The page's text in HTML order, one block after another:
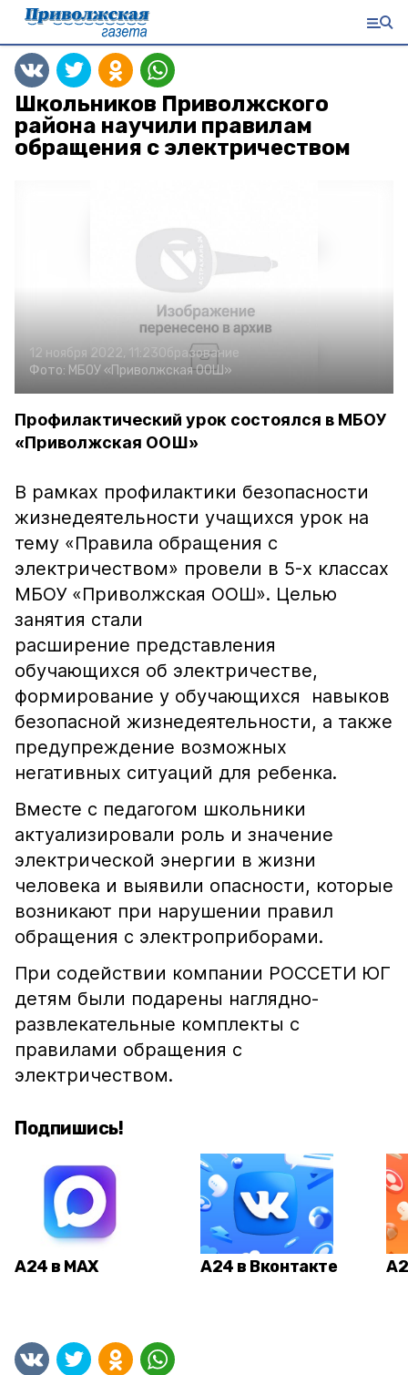
Школьников Приволжского
района научили правилам
обращения с электричеством
12 ноября 2022, 11:23Образование
Фото: МБОУ «Приволжская ООШ»
Профилактический урок состоялся в МБОУ
«Приволжская ООШ»
В рамках профилактики безопасности
жизнедеятельности учащихся урок на
тему «Правила обращения с
электричеством» провели в 5-х классах
МБОУ «Приволжская ООШ». Целью
занятия стали
расширение представления
обучающихся об электричестве,
формирование у обучающихся навыков
безопасной жизнедеятельности, а также
предупреждение возможных
негативных ситуаций для ребенка.
Вместе с педагогом школьники
актуализировали роль и значение
электрической энергии в жизни
человека и выявили опасности, которые
возникают при нарушении правил
обращения с электроприборами.
При содействии компании РОССЕТИ ЮГ
детям были подарены наглядно-
развлекательные комплекты с
правилами обращения с
электричеством.
Подпишись!
А24 в MAX А24 в Вконтакте